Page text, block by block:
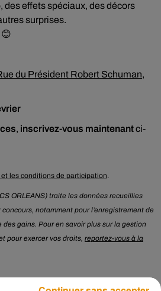
des effets spéciaux, des décors
surprises.
😊
du Président Robert Schuman,
, inscrivez-vous maintenantci-
les conditions de participation.
ORLEANS) traite les données recueillies
notamment pour l’enregistrement de
gains. Pour en savoir plus sur la gestion
pour exercer vos droits, reportez-vous à la